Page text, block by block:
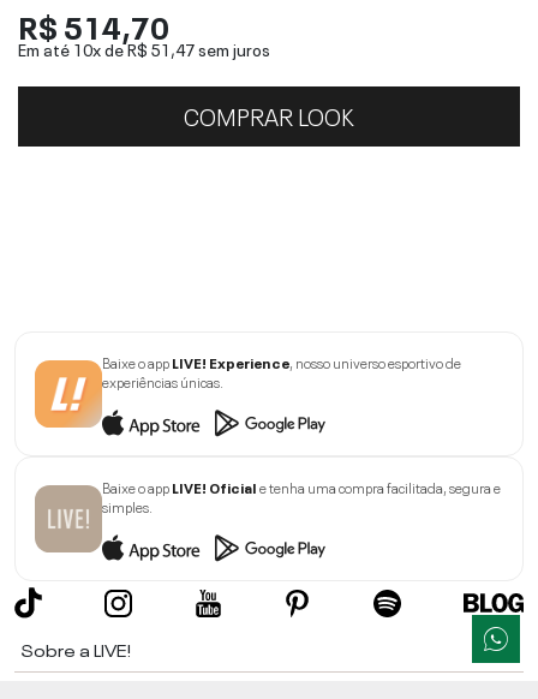
R$ 514,70
Em até 10x deR$ 51,47sem juros
COMPRAR LOOK
Baixe o appLIVE! Experience, nosso universo esportivo de
experiências únicas.
Baixe o appLIVE! Oficiale tenha uma compra facilitada, segura e
simples.
Sobre a LIVE!